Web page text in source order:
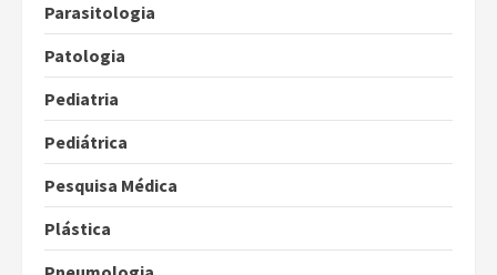
Parasitologia
Patologia
Pediatria
Pediátrica
Pesquisa Médica
Plástica